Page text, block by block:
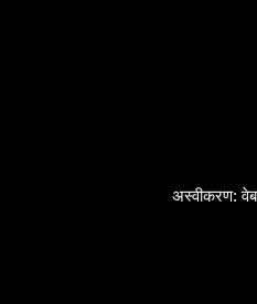
अस्वीकरण: